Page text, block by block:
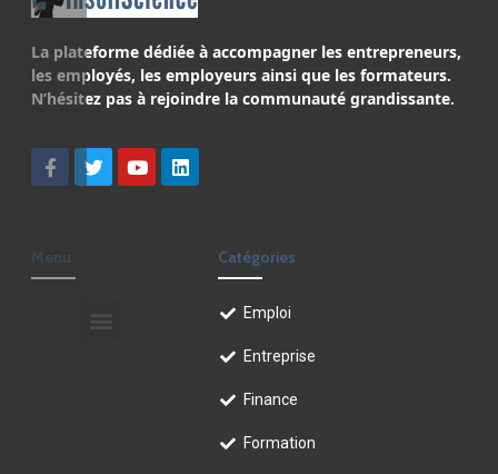
La plateforme dédiée à accompagner les entrepreneurs,
les employés, les employeurs ainsi que les formateurs.
N’hésitez pas à rejoindre la communauté grandissante.
Menu Catégories
Emploi
Entreprise
Finance
Formation